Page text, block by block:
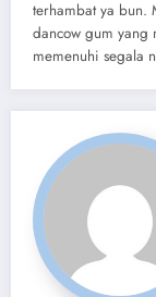
terhambat ya bun.
dancow gum yang
memenuhi segala